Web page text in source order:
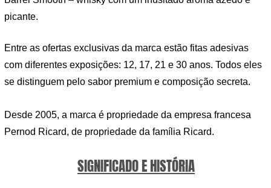
picante.
Entre as ofertas exclusivas da marca estão fitas adesivas
com diferentes exposições: 12, 17, 21 e 30 anos. Todos eles
se distinguem pelo sabor premium e composição secreta.
Desde 2005, a marca é propriedade da empresa francesa
Pernod Ricard, de propriedade da família Ricard.
SIGNIFICADO E HISTÓRIA